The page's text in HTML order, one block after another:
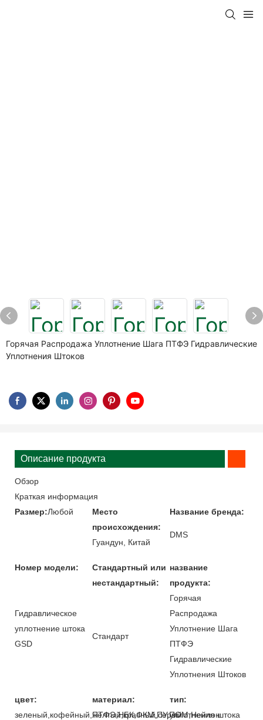
Горячая Распродажа Уплотнение Шага ПТФЭ Гидравлические
Уплотнения Штоков
Описание продукта
Обзор
Краткая информация
Размер:Любой
Место
происхождения:
Гуандун, Китай
Название бренда:
DMS
Номер модели:
Гидравлическое
уплотнение штока
GSD
Стандартный или
нестандартный:
Стандарт
название
продукта:
Горячая
Распродажа
Уплотнение Шага
ПТФЭ
Гидравлические
Уплотнения Штоков
цвет:
зеленый,кофейный,желтый,красный,серый
материал:
ПТФЭ,НБК,ФКМ,ПУ,ПОМ,Нейлон
тип:
уплотнения штока